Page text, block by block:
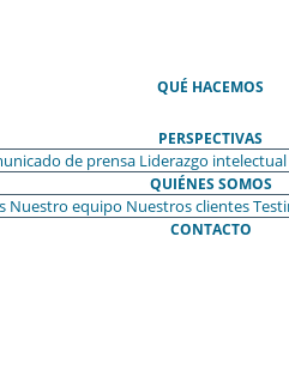
QUÉ HACEMOS
PERSPECTIVAS
de prensa Liderazgo intelectual
QUIÉNES SOMOS
Nuestro equipo Nuestros clientes
CONTACTO